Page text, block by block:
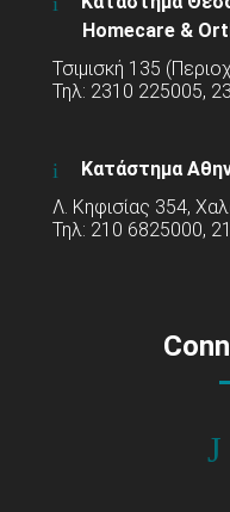
Homecare &
Τσιμισκή 135
Τηλ: 2310 225005,
Κατάστημα
Λ. Κηφισίας 354,
Τηλ: 210 6825000,